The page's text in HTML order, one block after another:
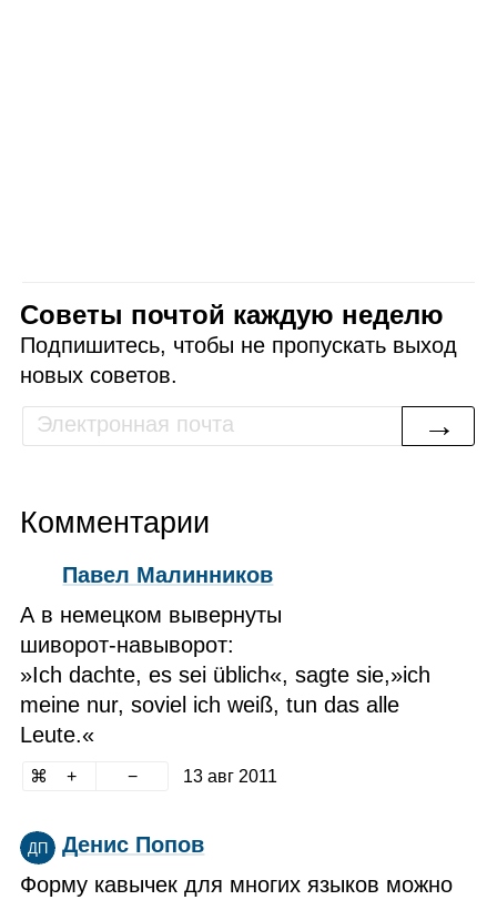
Советы почтой каждую неделю
Подпишитесь, чтобы не пропускать выход
новых советов.
→
Комментарии
Павел Малинников
А в немецком вывернуты
шиворот‑навыворот:
»Ich dachte, es sei üblich«, sagte sie,»ich
meine nur, soviel ich weiß, tun das alle
Leute.«
13 авг 2011
ДП
Денис Попов
Форму кавычек для многих языков можно